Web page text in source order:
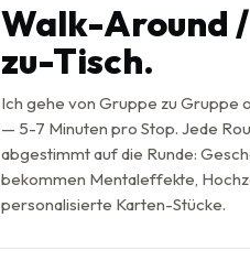
Walk-Around
zu-Tisch.
Ich gehe von Gruppe zu Gruppe
— 5-7 Minuten pro Stop. Jede
abgestimmt auf die Runde:
bekommen Mentaleffekte,
personalisierte Karten-Stücke.